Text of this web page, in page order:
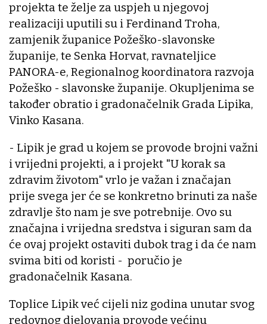
projekta te želje za uspjeh u njegovoj
realizaciji uputili su i Ferdinand Troha,
zamjenik županice Požeško-slavonske
županije, te Senka Horvat, ravnateljice
PANORA-e, Regionalnog koordinatora razvoja
Požeško - slavonske županije. Okupljenima se
također obratio i gradonačelnik Grada Lipika,
Vinko Kasana.
- Lipik je grad u kojem se provode brojni važni
i vrijedni projekti, a i projekt "U korak sa
zdravim životom" vrlo je važan i značajan
prije svega jer će se konkretno brinuti za naše
zdravlje što nam je sve potrebnije. Ovo su
značajna i vrijedna sredstva i siguran sam da
će ovaj projekt ostaviti dubok trag i da će nam
svima biti od koristi - poručio je
gradonačelnik Kasana.
Toplice Lipik već cijeli niz godina unutar svog
redovnog djelovanja provode većinu